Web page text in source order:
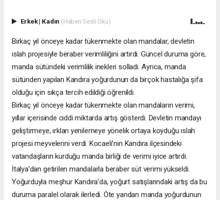
Erkek| Kadın (Haberi Sesli Oku)
Birkaç yıl önceye kadar tükenmekte olan mandalar, devletin
ıslah projesiyle beraber verimliliğini artırdı. Güncel duruma göre,
manda sütündeki verimlilik inekleri solladı. Ayrıca, manda
sütünden yapılan Kandıra yoğurdunun da birçok hastalığa şifa
olduğu için sıkça tercih edildiği öğrenildi.
Birkaç yıl önceye kadar tükenmekte olan mandaların verimi,
yıllar içerisinde ciddi miktarda artış gösterdi. Devletin mandayı
geliştirmeye, ırkları yenilemeye yönelik ortaya koyduğu ıslah
projesi meyvelerini verdi. Kocaeli’nin Kandıra ilçesindeki
vatandaşların kurduğu manda birliği de verimi iyice artırdı.
İtalya’dan getirilen mandalarla beraber süt verimi yükseldi.
Yoğurduyla meşhur Kandıra’da, yoğurt satışlarındaki artış da bu
duruma paralel olarak ilerledi. Öte yandan manda yoğurdunun